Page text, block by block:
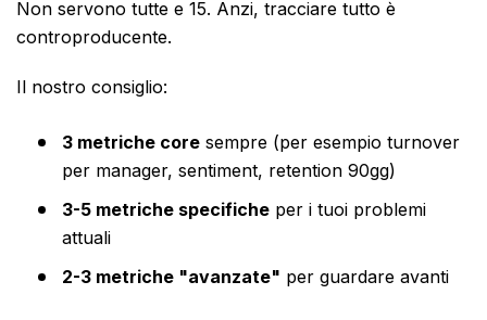
Non servono tutte e 15. Anzi, tracciare tutto è
controproducente.
Il nostro consiglio:
3 metriche core sempre (per esempio turnover
per manager, sentiment, retention 90gg)
3-5 metriche specifiche per i tuoi problemi
attuali
2-3 metriche "avanzate" per guardare avanti